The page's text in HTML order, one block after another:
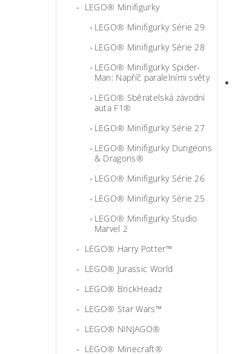
LEGO® Minifigurky
LEGO® Minifigurky Série 29
LEGO® Minifigurky Série 28
LEGO® Minifigurky Spider-
Man: Napříč paralelními světy
LEGO® Sběratelská závodní
auta F1®
LEGO® Minifigurky Série 27
LEGO® Minifigurky Dungeons
& Dragons®
LEGO® Minifigurky Série 26
LEGO® Minifigurky Série 25
LEGO® Minifigurky Studio
Marvel 2
LEGO® Harry Potter™
LEGO® Jurassic World
LEGO® BrickHeadz
LEGO® Star Wars™
LEGO® NINJAGO®
LEGO® Minecraft®